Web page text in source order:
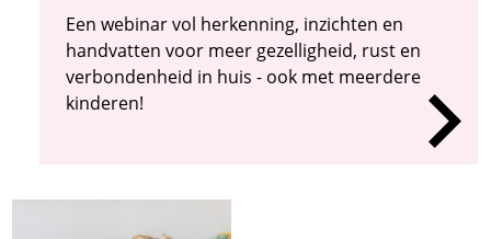
Een webinar vol herkenning, inzichten en
handvatten voor meer gezelligheid, rust en
verbondenheid in huis - ook met meerdere
kinderen!